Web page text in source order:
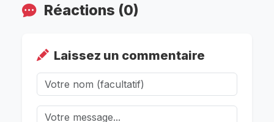
Réactions (0)
Laissez un commentaire